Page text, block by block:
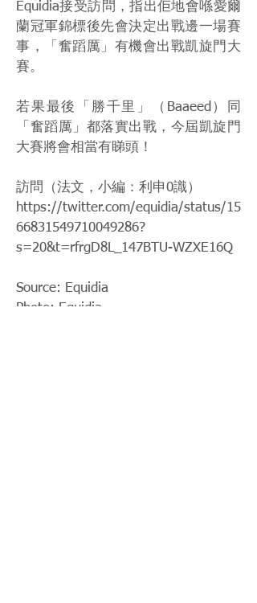
Equidia接受訪問，指出佢地會喺愛爾
蘭冠軍錦標後先會決定出戰邊一場賽
事，「奮蹈厲」有機會出戰凱旋門大
賽。
若果最後「勝千里」（Baaeed）同
「奮蹈厲」都落實出戰，今屆凱旋門
大賽將會相當有睇頭！
訪問（法文，小編：利申0識）
https://twitter.com/equidia/status/15
66831549710049286?
s=20&t=rfrgD8L_147BTU-WZXE16Q
Source: Equidia
Photo: Equidia